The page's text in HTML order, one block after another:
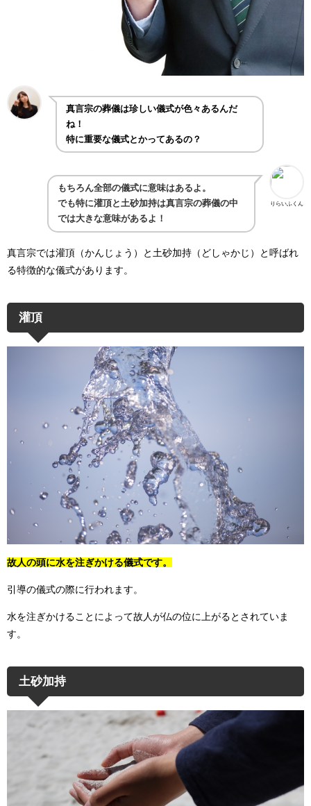
真言宗の葬儀は珍しい儀式が色々あるんだ
ね！
特に重要な儀式とかってあるの？
りらいふくん
もちろん全部の儀式に意味はあるよ。
でも特に灌頂と土砂加持は真言宗の葬儀の中
では大きな意味があるよ！
真言宗では灌頂（かんじょう）と土砂加持（どしゃかじ）と呼ばれ
る特徴的な儀式があります。
灌頂
故人の頭に水を注ぎかける儀式です。
引導の儀式の際に行われます。
水を注ぎかけることによって故人が仏の位に上がるとされていま
す。
土砂加持